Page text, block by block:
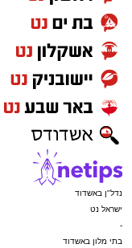
נדל"ן באשדוד
ישראל נט
-
בתי מלון באשדוד